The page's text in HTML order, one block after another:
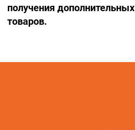
получения дополнительных
товаров.